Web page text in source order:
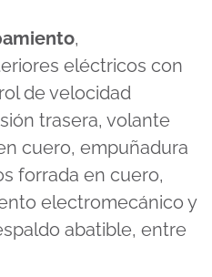
,
eléctricos con
de velocidad
trasera, volante
cuero, empuñadura
forrada en cuero,
electromecánico y
abatible, entre